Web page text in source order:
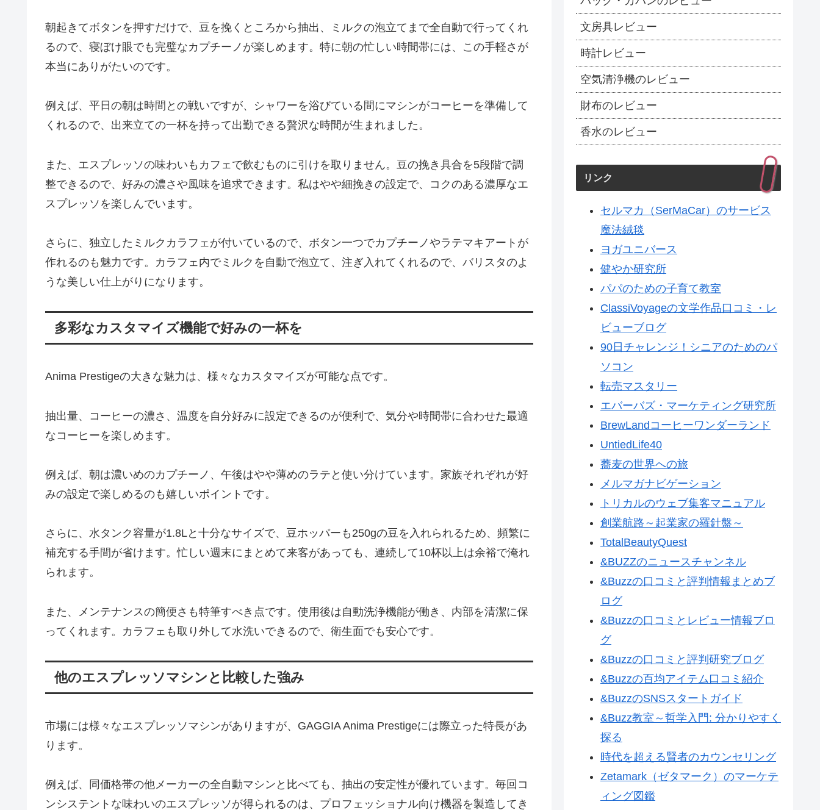
朝起きてボタンを押すだけで、豆を挽くところから抽出、ミルクの泡立てまで全自動で行ってくれ
るので、寝ぼけ眼でも完璧なカプチーノが楽しめます。特に朝の忙しい時間帯には、この手軽さが
本当にありがたいのです。
例えば、平日の朝は時間との戦いですが、シャワーを浴びている間にマシンがコーヒーを準備して
くれるので、出来立ての一杯を持って出勤できる贅沢な時間が生まれました。
また、エスプレッソの味わいもカフェで飲むものに引けを取りません。豆の挽き具合を5段階で調
整できるので、好みの濃さや風味を追求できます。私はやや細挽きの設定で、コクのある濃厚なエ
スプレッソを楽しんでいます。
さらに、独立したミルクカラフェが付いているので、ボタン一つでカプチーノやラテマキアートが
作れるのも魅力です。カラフェ内でミルクを自動で泡立て、注ぎ入れてくれるので、バリスタのよ
うな美しい仕上がりになります。
多彩なカスタマイズ機能で好みの一杯を
Anima Prestigeの大きな魅力は、様々なカスタマイズが可能な点です。
抽出量、コーヒーの濃さ、温度を自分好みに設定できるのが便利で、気分や時間帯に合わせた最適
なコーヒーを楽しめます。
例えば、朝は濃いめのカプチーノ、午後はやや薄めのラテと使い分けています。家族それぞれが好
みの設定で楽しめるのも嬉しいポイントです。
さらに、水タンク容量が1.8Lと十分なサイズで、豆ホッパーも250gの豆を入れられるため、頻繁に
補充する手間が省けます。忙しい週末にまとめて来客があっても、連続して10杯以上は余裕で淹れ
られます。
また、メンテナンスの簡便さも特筆すべき点です。使用後は自動洗浄機能が働き、内部を清潔に保
ってくれます。カラフェも取り外して水洗いできるので、衛生面でも安心です。
他のエスプレッソマシンと比較した強み
市場には様々なエスプレッソマシンがありますが、GAGGIA Anima Prestigeには際立った特長があ
ります。
例えば、同価格帯の他メーカーの全自動マシンと比べても、抽出の安定性が優れています。毎回コ
ンシステントな味わいのエスプレッソが得られるのは、プロフェッショナル向け機器を製造してき
文房具レビュー
時計レビュー
空気清浄機のレビュー
財布のレビュー
香水のレビュー
リンク
セルマカ（SerMaCar）のサービス
魔法絨毯
ヨガユニバース
健やか研究所
パパのための子育て教室
ClassiVoyageの文学作品口コミ・レ
ビューブログ
90日チャレンジ！シニアのためのパ
ソコン
転売マスタリー
エバーバズ・マーケティング研究所
BrewLandコーヒーワンダーランド
UntiedLife40
蕎麦の世界への旅
メルマガナビゲーション
トリカルのウェブ集客マニュアル
創業航路～起業家の羅針盤～
TotalBeautyQuest
&BUZZのニュースチャンネル
&Buzzの口コミと評判情報まとめブ
ログ
&Buzzの口コミとレビュー情報ブロ
グ
&Buzzの口コミと評判研究ブログ
&Buzzの百均アイテム口コミ紹介
&BuzzのSNSスタートガイド
&Buzz教室～哲学入門: 分かりやすく
探る
時代を超える賢者のカウンセリング
Zetamark（ゼタマーク）のマーケテ
ィング図鑑